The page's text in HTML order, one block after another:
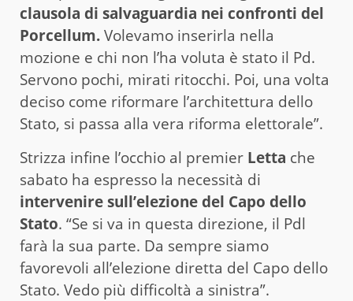
clausola di salvaguardia nei confronti del
Porcellum.Volevamo inserirla nella
mozione e chi non l’ha voluta è stato il Pd.
Servono pochi, mirati ritocchi. Poi, una volta
deciso come riformare l’architettura dello
Stato, si passa alla vera riforma elettorale”.
Strizza infine l’occhio al premier Letta che
sabato ha espresso la necessità di
intervenire sull’elezione del Capo dello
Stato. “Se si va in questa direzione, il Pdl
farà la sua parte. Da sempre siamo
favorevoli all’elezione diretta del Capo dello
Stato. Vedo più difficoltà a sinistra”.